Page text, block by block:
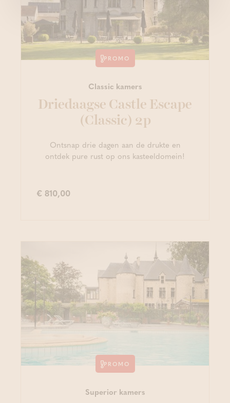
PROMO
Classic kamers
Driedaagse Castle Escape
(Classic) 2p
Ontsnap drie dagen aan de drukte en
ontdek pure rust op ons kasteeldomein!
€ 810,00
PROMO
Superior kamers